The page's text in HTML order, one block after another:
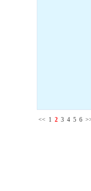
<< 1 2 3 4 5 6